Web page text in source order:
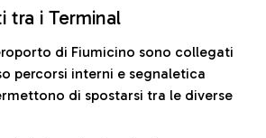
tra i Terminal
di Fiumicino sono collegati
percorsi interni e segnaletica
di spostarsi tra le diverse